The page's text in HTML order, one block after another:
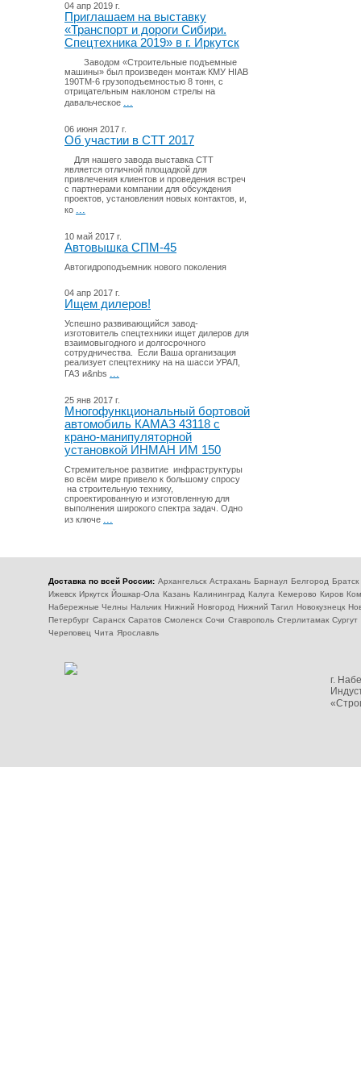
04 апр 2019 г.
Приглашаем на выставку
«Транспорт и дороги Сибири.
Спецтехника 2019» в г. Иркутск
Заводом «Строительные подъемные
машины» был произведен монтаж КМУ HIAB
190TM-6 грузоподъемностью 8 тонн, с
отрицательным наклоном стрелы на
давальческое ...
06 июня 2017 г.
Об участии в СТТ 2017
Для нашего завода выставка СТТ
является отличной площадкой для
привлечения клиентов и проведения встреч
с партнерами компании для обсуждения
проектов, установления новых контактов, и,
ко ...
10 май 2017 г.
Автовышка СПМ-45
Автогидроподъемник нового поколения
04 апр 2017 г.
Ищем дилеров!
Успешно развивающийся завод-
изготовитель спецтехники ищет дилеров для
взаимовыгодного и долгосрочного
сотрудничества. Если Ваша организация
реализует спецтехнику на на шасси УРАЛ,
ГАЗ и&nbs ...
25 янв 2017 г.
Многофункциональный бортовой
автомобиль КАМАЗ 43118 с
крано-манипуляторной
установкой ИНМАН ИМ 150
Стремительное развитие инфраструктуры
во всём мире привело к большому спросу
на строительную технику,
спроектированную и изготовленную для
выполнения широкого спектра задач. Одно
из ключе ...
Доставка по всей России: Архангельск Астрахань Барнаул Белгород Братск
Ижевск Иркутск Йошкар-Ола Казань Калининград Калуга Кемерово Киров
Набережные Челны Нальчик Нижний Новгород Нижний Тагил Новокузнецк
Петербург Саранск Саратов Смоленск Сочи Ставрополь Стерлитамак Сургут
Череповец Чита Ярославль
г.